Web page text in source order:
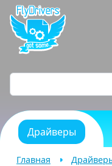
Драйверы
Главная